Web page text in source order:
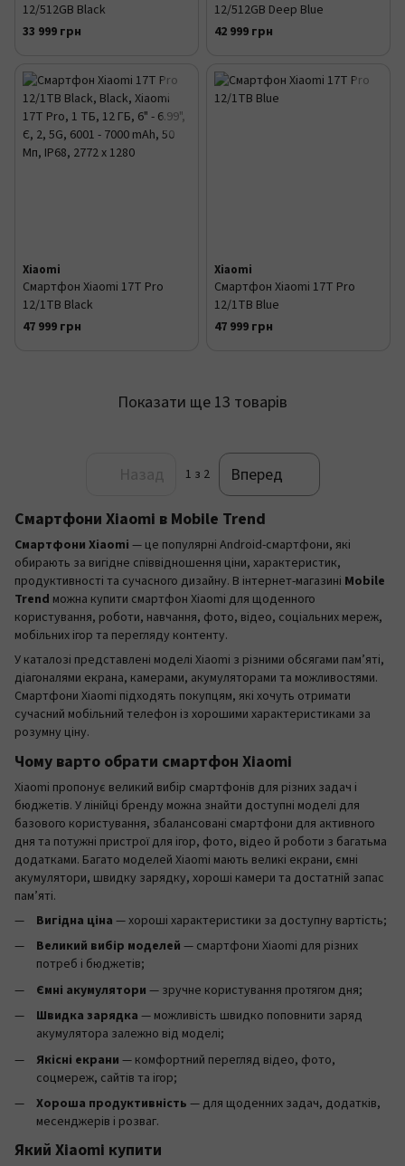
12/512GB Black
33 999 грн
12/512GB Deep Blue
42 999 грн
Xiaomi
Смартфон Xiaomi 17T Pro
12/1TB Black
47 999 грн
Xiaomi
Смартфон Xiaomi 17T Pro
12/1TB Blue
47 999 грн
Показати ще 13 товарів
Назад 1 з 2
Вперед
Смартфони Xiaomi в Mobile Trend
Смартфони Xiaomi — це популярні Android-смартфони, які
обирають за вигідне співвідношення ціни, характеристик,
продуктивності та сучасного дизайну. В інтернет-магазині Mobile
Trend можна купити смартфон Xiaomi для щоденного
користування, роботи, навчання, фото, відео, соціальних мереж,
мобільних ігор та перегляду контенту.
У каталозі представлені моделі Xiaomi з різними обсягами пам’яті,
діагоналями екрана, камерами, акумуляторами та можливостями.
Смартфони Xiaomi підходять покупцям, які хочуть отримати
сучасний мобільний телефон із хорошими характеристиками за
розумну ціну.
Чому варто обрати смартфон Xiaomi
Xiaomi пропонує великий вибір смартфонів для різних задач і
бюджетів. У лінійці бренду можна знайти доступні моделі для
базового користування, збалансовані смартфони для активного
дня та потужні пристрої для ігор, фото, відео й роботи з багатьма
додатками. Багато моделей Xiaomi мають великі екрани, ємні
акумулятори, швидку зарядку, хороші камери та достатній запас
пам’яті.
Вигідна ціна — хороші характеристики за доступну вартість;
Великий вибір моделей — смартфони Xiaomi для різних
потреб і бюджетів;
Ємні акумулятори — зручне користування протягом дня;
Швидка зарядка — можливість швидко поповнити заряд
акумулятора залежно від моделі;
Якісні екрани — комфортний перегляд відео, фото,
соцмереж, сайтів та ігор;
Хороша продуктивність — для щоденних задач, додатків,
месенджерів і розваг.
Який Xiaomi купити